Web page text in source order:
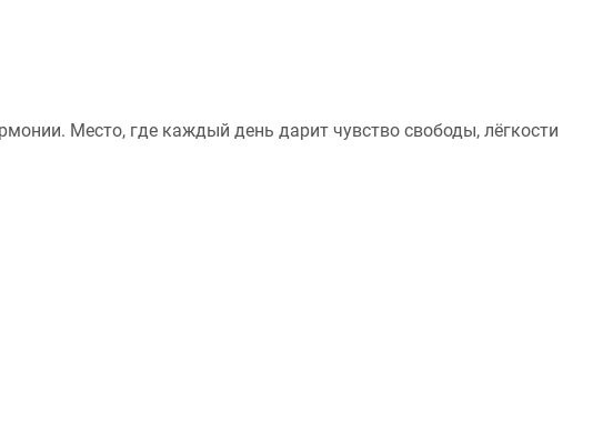
Место, где каждый день дарит чувство свободы, лёгкости